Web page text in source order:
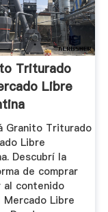
Triturado
Libre
Granito Triturado
Libre
Descubrí la
de comprar
al contenido
Mercado Libre